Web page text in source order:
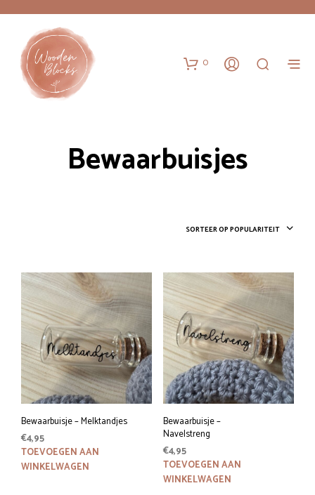
0
Bewaarbuisjes
SORTEER OP POPULARITEIT
Bewaarbuisje – Melktandjes
€4,95
TOEVOEGEN AAN
WINKELWAGEN
Bewaarbuisje –
Navelstreng
€4,95
TOEVOEGEN AAN
WINKELWAGEN